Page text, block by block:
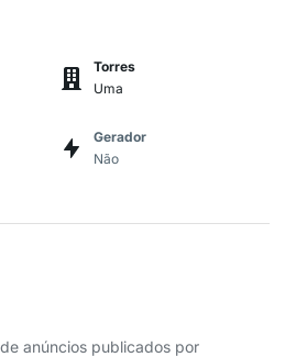
Torres
Uma
Gerador
Não
anúncios publicados por